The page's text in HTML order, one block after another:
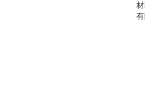
材料
有限